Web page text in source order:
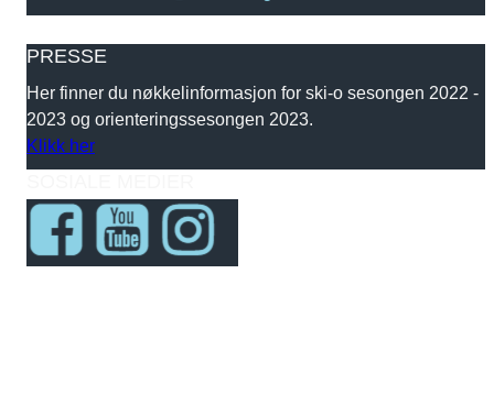
PRESSE
Her finner du nøkkelinformasjon for ski-o sesongen 2022 -
2023 og orienteringssesongen 2023.
Klikk her